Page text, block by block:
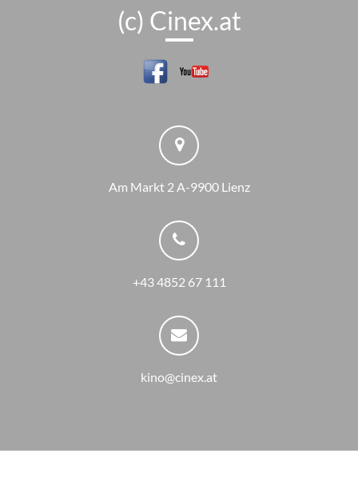
(c) Cinex.at
Am Markt 2 A-9900 Lienz
+43 4852 67 111
kino@cinex.at